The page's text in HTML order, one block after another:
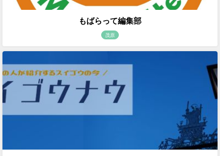
もばらって編集部
茂原